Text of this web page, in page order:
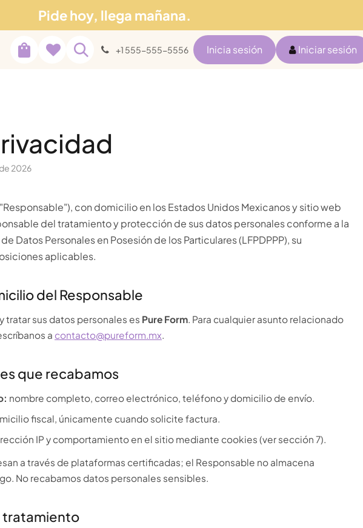
Pide hoy, llega mañana.
Blog Soporte +1 555-555-5556 Inicia sesión Iniciar sesión
2026
con domicilio en los Estados Unidos Mexicanos y sitio web
del tratamiento y protección de sus datos personales conforme a la
Datos Personales en Posesión de los Particulares (LFPDPPP), su
aplicables.
del Responsable
tratar sus datos personales es Pure Form. Para cualquier asunto relacionado
a contacto@pureform.mx.
que recabamos
nombre completo, correo electrónico, teléfono y domicilio de envío.
fiscal, únicamente cuando solicite factura.
IP y comportamiento en el sitio mediante cookies (ver sección 7).
a través de plataformas certificadas; el Responsable no almacena
No recabamos datos personales sensibles.
tratamiento